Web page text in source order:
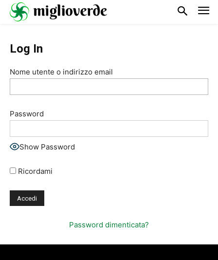
Log In
Nome utente o indirizzo email
Password
Show Password
Ricordami
Password dimenticata?